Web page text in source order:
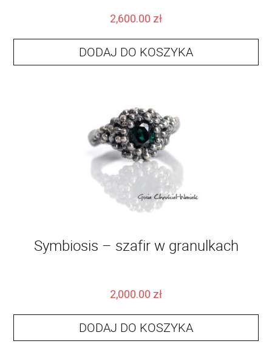
2,600.00 zł
DODAJ DO KOSZYKA
Symbiosis – szafir w granulkach
2,000.00 zł
DODAJ DO KOSZYKA